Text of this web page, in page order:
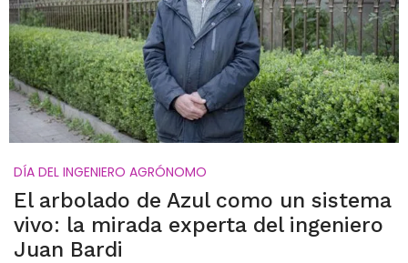
DÍA DEL INGENIERO AGRÓNOMO
El arbolado de Azul como un sistema
vivo: la mirada experta del ingeniero
Juan Bardi